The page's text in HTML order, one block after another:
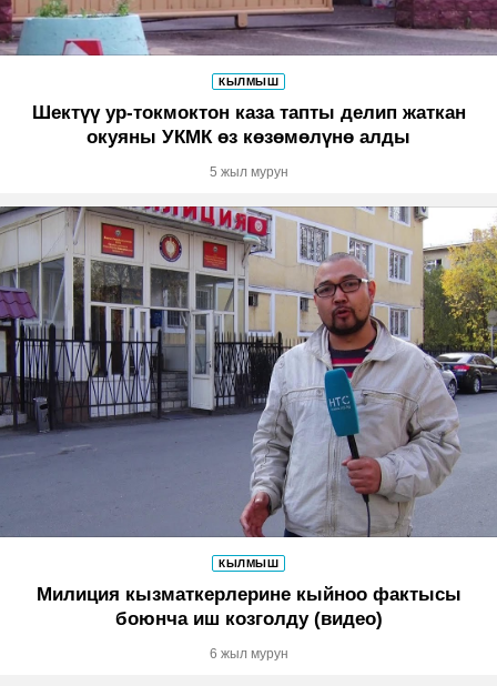
КЫЛМЫШ
Шектүү ур-токмоктон каза тапты делип жаткан
окуяны УКМК өз көзөмөлүнө алды
5 жыл мурун
КЫЛМЫШ
Милиция кызматкерлерине кыйноо фактысы
боюнча иш козголду (видео)
6 жыл мурун